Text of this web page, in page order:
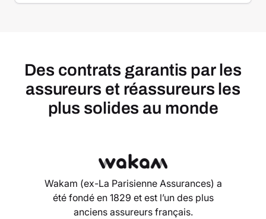
Des contrats garantis par les
assureurs et réassureurs les
plus solides au monde
Wakam (ex-La Parisienne Assurances) a
été fondé en 1829 et est l’un des plus
anciens assureurs français.